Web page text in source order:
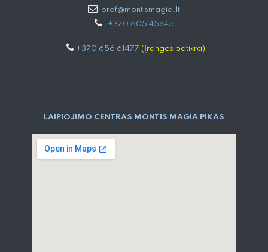
prof@montismagia.lt
+370 605 4584​5
+370 656 61477 (Įrangos patikra)
LAIPIOJIMO CENTRAS MONTIS MAGIA PIKAS